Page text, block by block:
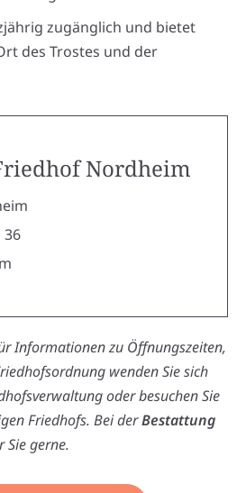
zugänglich und bietet
des Trostes und der
Nordheim
36
Informationen zu Öffnungszeiten,
wenden Sie sich
oder besuchen Sie
Friedhofs. Bei derBestattung
gerne.